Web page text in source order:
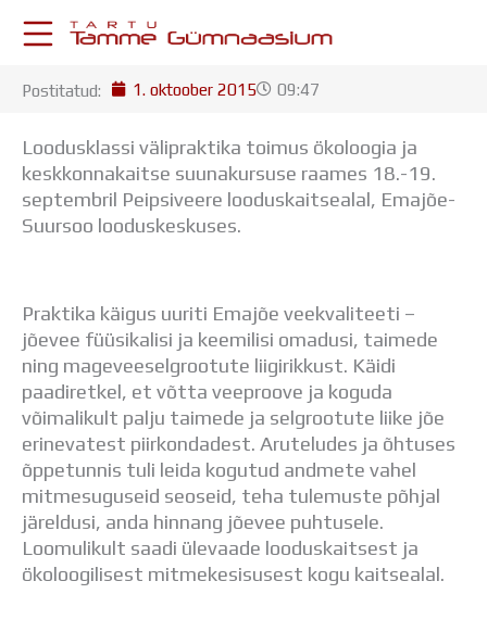
KESKKONNAD
Postkast
Drive
Tamme TV
ÕPPETÖÖ
Tunniplaan
Aastaplaan
Õppekava
Ainepassid
Huviringid
Õpilastööd (UPT)
Distantsõpe
Kodukord
Projektid
ÜLDINFO
Postitatud: 1. oktoober 2015 09:47
Loodusklassi välipraktika toimus ökoloogia ja
keskkonnakaitse suunakursuse raames 18.-19.
septembril Peipsiveere looduskaitsealal, Emajõe-
Suursoo looduskeskuses.
Praktika käigus uuriti Emajõe veekvaliteeti –
jõevee füüsikalisi ja keemilisi omadusi, taimede
ning mageveeselgrootute liigirikkust. Käidi
paadiretkel, et võtta veeproove ja koguda
võimalikult palju taimede ja selgrootute liike jõe
erinevatest piirkondadest. Aruteludes ja õhtuses
õppetunnis tuli leida kogutud andmete vahel
mitmesuguseid seoseid, teha tulemuste põhjal
järeldusi, anda hinnang jõevee puhtusele.
Loomulikult saadi ülevaade looduskaitsest ja
ökoloogilisest mitmekesisusest kogu kaitsealal.